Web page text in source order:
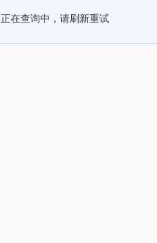
正在查询中，请刷新重试